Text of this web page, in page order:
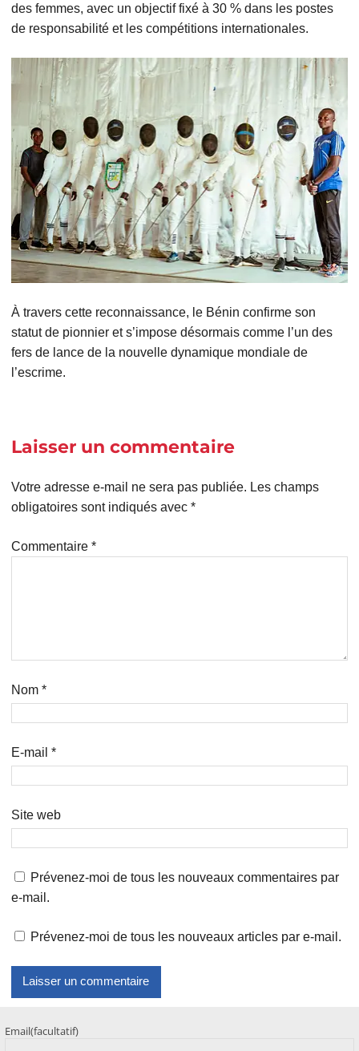
des femmes, avec un objectif fixé à 30 % dans les postes
de responsabilité et les compétitions internationales.
À travers cette reconnaissance, le Bénin confirme son
statut de pionnier et s’impose désormais comme l’un des
fers de lance de la nouvelle dynamique mondiale de
l’escrime.
Laisser un commentaire
Votre adresse e-mail ne sera pas publiée. Les champs
obligatoires sont indiqués avec *
Commentaire *
Nom *
E-mail *
Site web
Prévenez-moi de tous les nouveaux commentaires par
e-mail.
Prévenez-moi de tous les nouveaux articles par e-mail.
Email(facultatif)